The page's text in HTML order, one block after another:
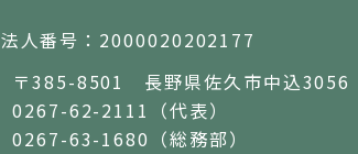
法人番号：2000020202177
〒385-8501 長野県佐久市中込3056
0267-62-2111（代表）
0267-63-1680（総務部）